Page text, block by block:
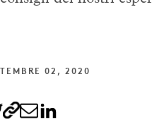
02, 2020